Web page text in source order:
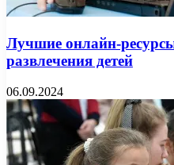
Лучшие онлайн-
развлечения детей
06.09.2024